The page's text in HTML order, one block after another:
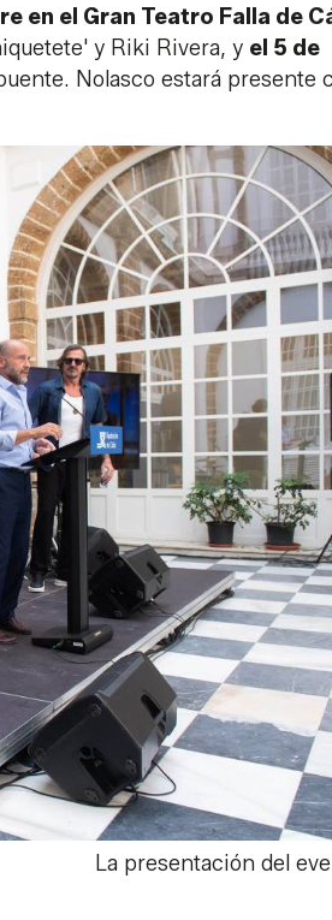
en el Gran Teatro Falla de
y Riki Rivera, y el 5 de
Nolasco estará presente
La presentación del